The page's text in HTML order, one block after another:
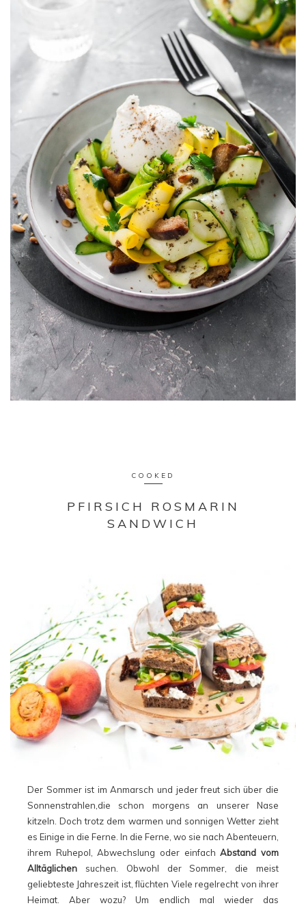
COOKED
PFIRSICH ROSMARIN
SANDWICH
Der Sommer ist im Anmarsch und jeder freut sich über die
Sonnenstrahlen,die schon morgens an unserer Nase
kitzeln. Doch trotz dem warmen und sonnigen Wetter zieht
es Einige in die Ferne. In die Ferne, wo sie nach Abenteuern,
ihrem Ruhepol, Abwechslung oder einfachAbstand vom
Alltäglichen suchen. Obwohl der Sommer, die meist
geliebteste Jahreszeit ist, flüchten Viele regelrecht von ihrer
Heimat. Aber wozu? Um endlich mal wieder das